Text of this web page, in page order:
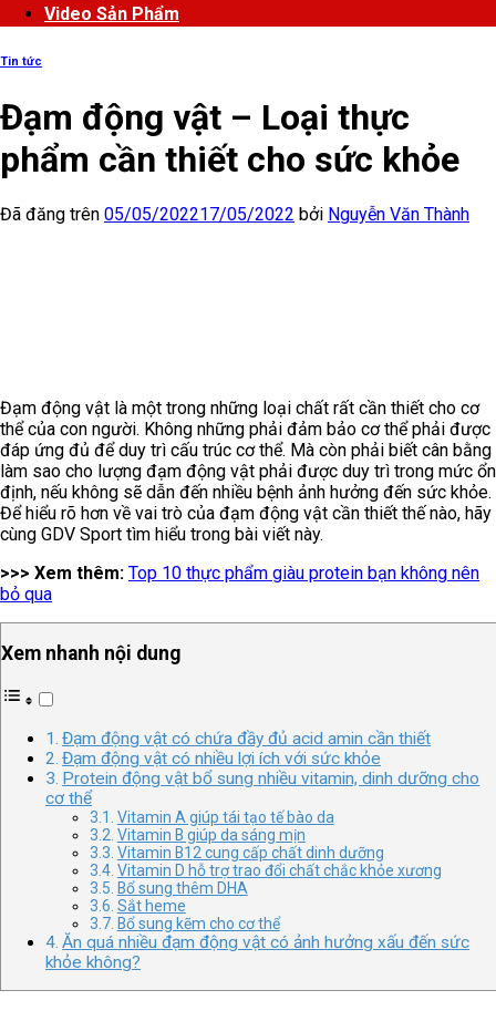
Video Sản Phẩm
Tin tức
Đạm động vật – Loại thực
phẩm cần thiết cho sức khỏe
Đã đăng trên 05/05/202217/05/2022 bởi Nguyễn Văn Thành
Đạm động vật là một trong những loại chất rất cần thiết cho cơ
thể của con người. Không những phải đảm bảo cơ thể phải được
đáp ứng đủ để duy trì cấu trúc cơ thể. Mà còn phải biết cân bằng
làm sao cho lượng đạm động vật phải được duy trì trong mức ổn
định, nếu không sẽ dẫn đến nhiều bệnh ảnh hưởng đến sức khỏe.
Để hiểu rõ hơn về vai trò của đạm động vật cần thiết thế nào, hãy
cùng GDV Sport tìm hiểu trong bài viết này.
>>> Xem thêm: Top 10 thực phẩm giàu protein bạn không nên
bỏ qua
Xem nhanh nội dung
Đạm động vật có chứa đầy đủ acid amin cần thiết
Đạm động vật có nhiều lợi ích với sức khỏe
Protein động vật bổ sung nhiều vitamin, dinh dưỡng cho
cơ thể
Vitamin A giúp tái tạo tế bào da
Vitamin B giúp da sáng mịn
Vitamin B12 cung cấp chất dinh dưỡng
Vitamin D hỗ trợ trao đổi chất chắc khỏe xương
Bổ sung thêm DHA
Sắt heme
Bổ sung kẽm cho cơ thể
Ăn quá nhiều đạm động vật có ảnh hưởng xấu đến sức
khỏe không?